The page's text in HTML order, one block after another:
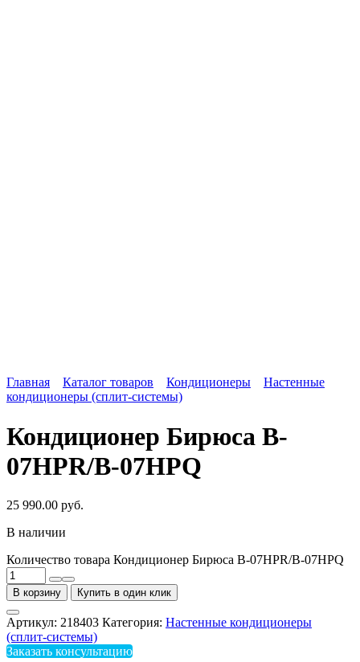
Главная Каталог товаров Кондиционеры
Настенные
кондиционеры (сплит-системы)
Кондиционер Бирюса B-
07HPR/B-07HPQ
25 990.00 руб.
В наличии
Количество товара Кондиционер Бирюса B-07HPR/B-07HPQ
В корзину Купить в один клик
Артикул: 218403 Категория: Настенные кондиционеры
(сплит-системы)
Заказать консультацию